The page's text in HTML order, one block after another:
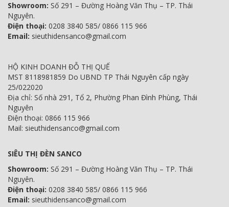
Showroom: Số 291 – Đường Hoàng Văn Thụ – TP. Thái
Nguyên.
Điện thoại: 0208 3840 585/ 0866 115 966
Email: sieuthidensanco@gmail.com
HỘ KINH DOANH ĐỖ THỊ QUẾ
MST 8118981859 Do UBND TP Thái Nguyên cấp ngày
25/022020
Địa chỉ: Số nhà 291, Tổ 2, Phường Phan Đình Phùng, Thái
Nguyên
Điện thoại: 0866 115 966
Mail: sieuthidensanco@gmail.com
SIÊU THỊ ĐÈN SANCO
Showroom: Số 291 – Đường Hoàng Văn Thụ – TP. Thái
Nguyên.
Điện thoại: 0208 3840 585/ 0866 115 966
Email: sieuthidensanco@gmail.com